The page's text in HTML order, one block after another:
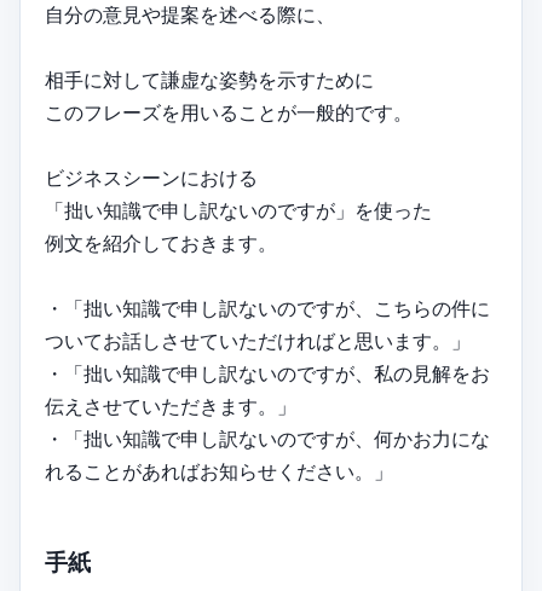
自分の意見や提案を述べる際に、
相手に対して謙虚な姿勢を示すために
このフレーズを用いることが一般的です。
ビジネスシーンにおける
「拙い知識で申し訳ないのですが」を使った
例文を紹介しておきます。
・「拙い知識で申し訳ないのですが、こちらの件に
ついてお話しさせていただければと思います。」
・「拙い知識で申し訳ないのですが、私の見解をお
伝えさせていただきます。」
・「拙い知識で申し訳ないのですが、何かお力にな
れることがあればお知らせください。」
手紙